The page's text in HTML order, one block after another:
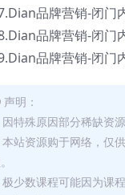
品牌营销-闭门
品牌营销-闭门
品牌营销-闭
声明：
因特殊原因部分稀缺资
本站资源购于网络，仅
极少数课程可能因为课